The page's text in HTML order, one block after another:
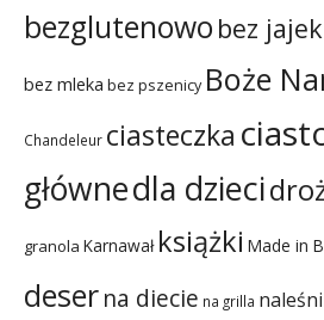
bezglutenowo bez jajek
bez mleka bez pszenicy Boże
Chandeleur ciasteczka
głównedla dzieci
granola Karnawał książki Made in
deserna diecie na grilla